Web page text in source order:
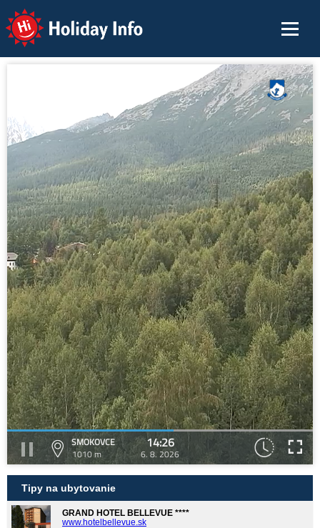
Holiday Info
SMOKOVCE
1010 m
14:26
6. 8. 2026
Tipy na ubytovanie
GRAND HOTEL BELLEVUE ****
www.hotelbellevue.sk